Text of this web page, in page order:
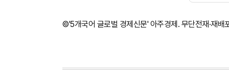
©'5개국어 글로벌 경제신문' 아주경제. 무단전재·재배